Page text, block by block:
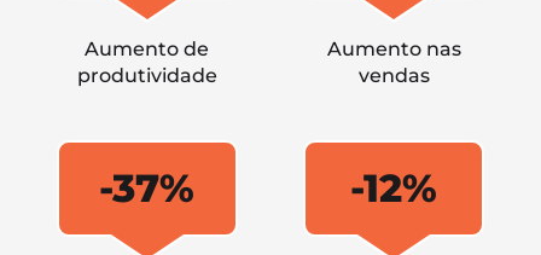
Aumento de
produtividade
Aumento nas
vendas
-37% -12%